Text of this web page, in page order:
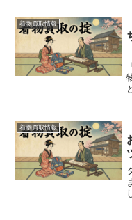
着物買取情報
着物買取情報